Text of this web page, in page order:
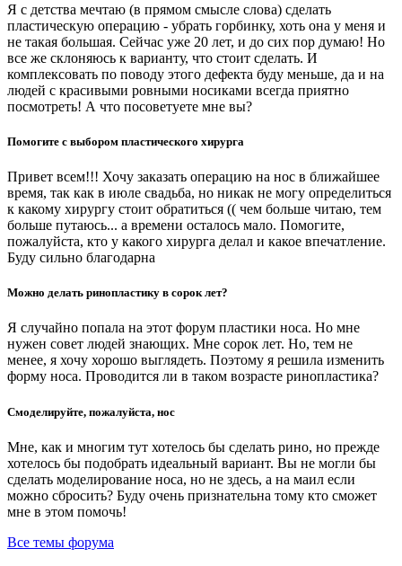
Я с детства мечтаю (в прямом смысле слова) сделать
пластическую операцию - убрать горбинку, хоть она у меня и
не такая большая. Сейчас уже 20 лет, и до сих пор думаю! Но
все же склоняюсь к варианту, что стоит сделать. И
комплексовать по поводу этого дефекта буду меньше, да и на
людей с красивыми ровными носиками всегда приятно
посмотреть! А что посоветуете мне вы?
Помогите с выбором пластического хирурга
Привет всем!!! Хочу заказать операцию на нос в ближайшее
время, так как в июле свадьба, но никак не могу определиться
к какому хирургу стоит обратиться (( чем больше читаю, тем
больше путаюсь... а времени осталось мало. Помогите,
пожалуйста, кто у какого хирурга делал и какое впечатление.
Буду сильно благодарна
Можно делать ринопластику в сорок лет?
Я случайно попала на этот форум пластики носа. Но мне
нужен совет людей знающих. Мне сорок лет. Но, тем не
менее, я хочу хорошо выглядеть. Поэтому я решила изменить
форму носа. Проводится ли в таком возрасте ринопластика?
Смоделируйте, пожалуйста, нос
Мне, как и многим тут хотелось бы сделать рино, но прежде
хотелось бы подобрать идеальный вариант. Вы не могли бы
сделать моделирование носа, но не здесь, а на маил если
можно сбросить? Буду очень признательна тому кто сможет
мне в этом помочь!
Все темы форума